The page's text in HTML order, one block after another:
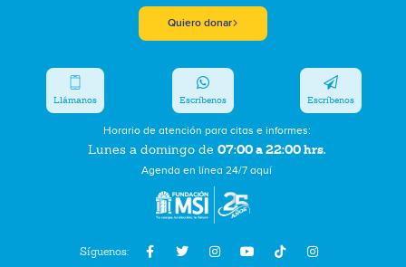
Quiero donar
Síguenos:
Horario de atención para citas e informes:
Lunes a domingo de 07:00 a 22:00 hrs.
Agenda en línea 24/7 aquí
Llámanos Escríbenos Escríbenos